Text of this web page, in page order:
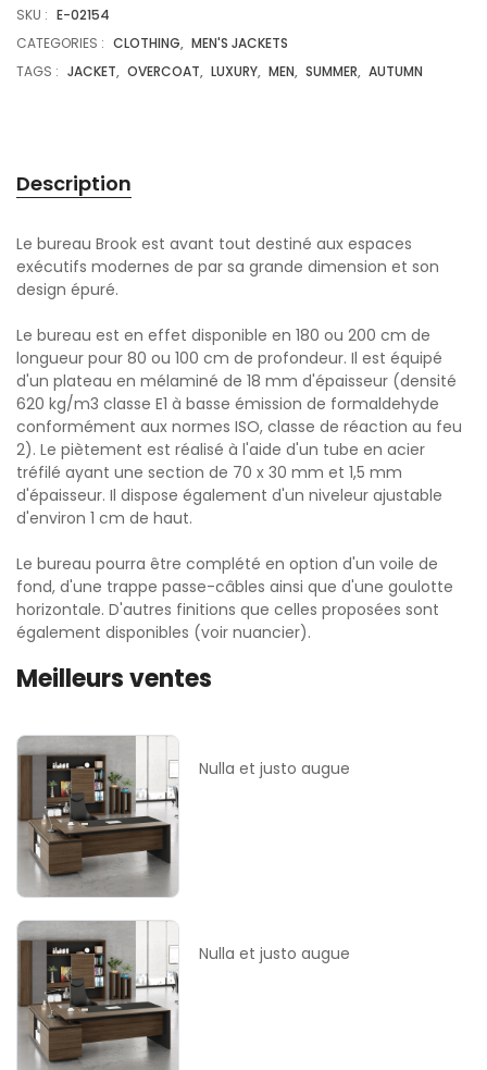
SKU : E-02154
CATEGORIES : CLOTHING, MEN'S JACKETS
TAGS : JACKET, OVERCOAT, LUXURY, MEN, SUMMER, AUTUMN
Description
Le bureau Brook est avant tout destiné aux espaces
exécutifs modernes de par sa grande dimension et son
design épuré.
Le bureau est en effet disponible en 180 ou 200 cm de
longueur pour 80 ou 100 cm de profondeur. Il est équipé
d'un plateau en mélaminé de 18 mm d'épaisseur (densité
620 kg/m3 classe E1 à basse émission de formaldehyde
conformément aux normes ISO, classe de réaction au feu
2). Le piètement est réalisé à l'aide d'un tube en acier
tréfilé ayant une section de 70 x 30 mm et 1,5 mm
d'épaisseur. Il dispose également d'un niveleur ajustable
d'environ 1 cm de haut.
Le bureau pourra être complété en option d'un voile de
fond, d'une trappe passe-câbles ainsi que d'une goulotte
horizontale. D'autres finitions que celles proposées sont
également disponibles (voir nuancier).
Meilleurs ventes
Nulla et justo augue
Nulla et justo augue